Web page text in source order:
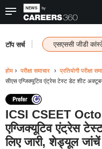
टॉप सर्च एसएससी जीडी
होम परीक्षा समाचार प्रतियोगी परीक्षा
सीएस एग्जिक्यूटिव एंट्रेस टेस्ट डेट शीट
ICSI CSEET
एग्जिक्यूटिव एंट्रेस
लिए जारी, शेड्यूल जांचें